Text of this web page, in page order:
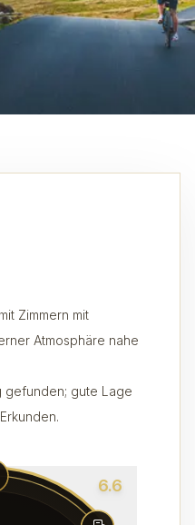
Zimmern mit
Atmosphäre nahe
gefunden; gute Lage
6.6